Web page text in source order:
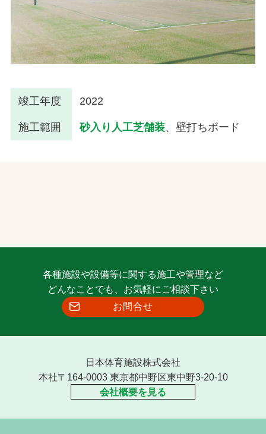
竣工年度 2022
施工範囲 砂入り人工芝舗装、壁打ちボード
各種施設や設備等に関する施工や管理など
どんなことでも、お気軽にご相談下さい
お問合せ
日本体育施設株式会社
本社〒164-0003 東京都中野区東中野3-20-10
会社概要を見る